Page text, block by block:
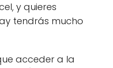
y quieres
tendrás mucho
acceder a la